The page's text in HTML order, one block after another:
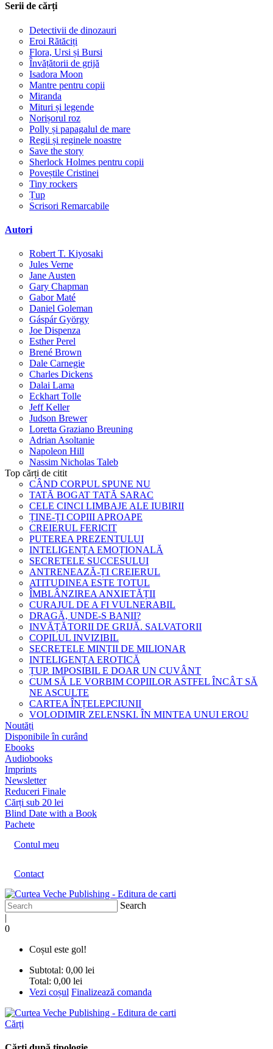
Serii de cărți
Detectivii de dinozauri
Eroi Rătăciți
Flora, Ursi și Bursi
Învățătorii de grijă
Isadora Moon
Mantre pentru copii
Miranda
Mituri și legende
Norișorul roz
Polly și papagalul de mare
Regii și reginele noastre
Save the story
Sherlock Holmes pentru copii
Poveștile Cristinei
Tiny rockers
Țup
Scrisori Remarcabile
Autori
Robert T. Kiyosaki
Jules Verne
Jane Austen
Gary Chapman
Gabor Maté
Daniel Goleman
Gáspár György
Joe Dispenza
Esther Perel
Brené Brown
Dale Carnegie
Charles Dickens
Dalai Lama
Eckhart Tolle
Jeff Keller
Judson Brewer
Loretta Graziano Breuning
Adrian Asoltanie
Napoleon Hill
Nassim Nicholas Taleb
Top cărți de citit
CÂND CORPUL SPUNE NU
TATĂ BOGAT TATĂ SARAC
CELE CINCI LIMBAJE ALE IUBIRII
ȚINE-ȚI COPIII APROAPE
CREIERUL FERICIT
PUTEREA PREZENTULUI
INTELIGENȚA EMOȚIONALĂ
SECRETELE SUCCESULUI
ANTRENEAZĂ-ȚI CREIERUL
ATITUDINEA ESTE TOTUL
ÎMBLÂNZIREA ANXIETĂȚII
CURAJUL DE A FI VULNERABIL
DRAGĂ, UNDE-S BANII?
INVĂȚĂTORII DE GRIJĂ. SALVATORII
COPILUL INVIZIBIL
SECRETELE MINȚII DE MILIONAR
INTELIGENȚA EROTICĂ
ȚUP. IMPOSIBIL E DOAR UN CUVÂNT
CUM SĂ LE VORBIM COPIILOR ASTFEL ÎNCÂT SĂ
NE ASCULTE
CARTEA ÎNȚELEPCIUNII
VOLODIMIR ZELENSKI. ÎN MINTEA UNUI EROU
Noutăți
Disponibile în curând
Ebooks
Audiobooks
Imprints
Newsletter
Reduceri Finale
Cărți sub 20 lei
Blind Date with a Book
Pachete
Contul meu
Contact
Search
|
0
Coșul este gol!
Subtotal: 0,00 lei
Total: 0,00 lei
Vezi coșul Finalizează comanda
Cărți